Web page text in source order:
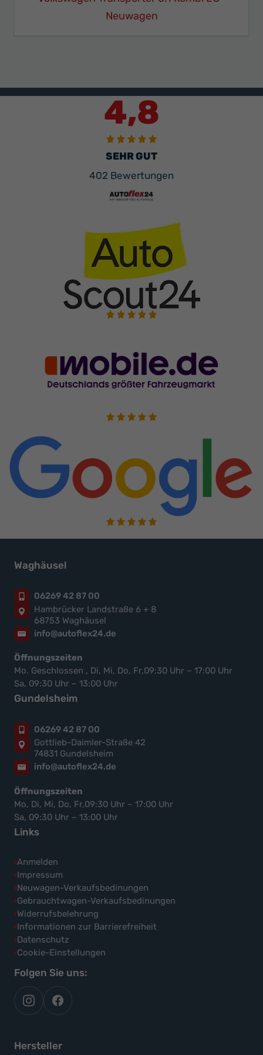
Neuwagen
4,8
SEHR GUT
402 Bewertungen
Waghäusel
06269 42 87 00
Hambrücker Landstraße 6 + 8
68753 Waghäusel
info@autoflex24.de
Öffnungszeiten
Mo. Geschlossen , Di, Mi, Do, Fr,09:30 Uhr – 17:00 Uhr
Sa, 09:30 Uhr – 13:00 Uhr
Gundelsheim
06269 42 87 00
Gottlieb-Daimler-Straße 42
74831 Gundelsheim
info@autoflex24.de
Öffnungszeiten
Mo, Di, Mi, Do, Fr,09:30 Uhr – 17:00 Uhr
Sa, 09:30 Uhr – 13:00 Uhr
Links
Anmelden
Impressum
Neuwagen-Verkaufsbedinungen
Gebrauchtwagen-Verkaufsbedinungen
Widerrufsbelehrung
Informationen zur Barrierefreiheit
Datenschutz
Cookie-Einstellungen
Folgen Sie uns:
autoflex
auf
autoflex24
auf
Hersteller